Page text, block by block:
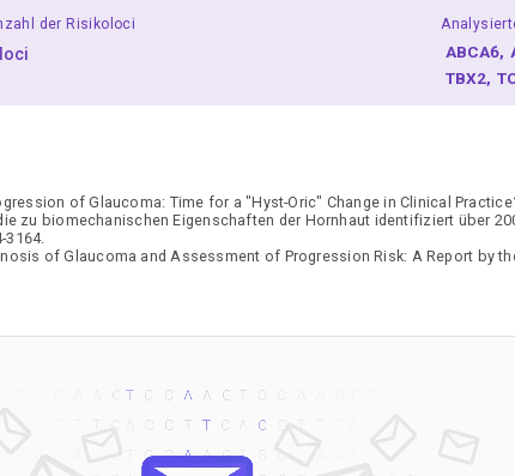
der Risikoloci
ABCA6
TBX2
of Glaucoma: Time for a "Hyst-Oric" Change in Clinical
zu biomechanischen Eigenschaften der Hornhaut identifiziert über
3164.
of Glaucoma and Assessment of Progression Risk: A Report by